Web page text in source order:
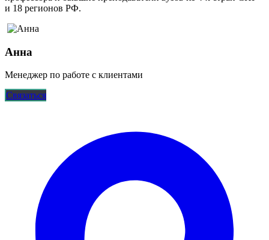
и 18 регионов РФ.
Анна
Менеджер по работе с клиентами
Связаться